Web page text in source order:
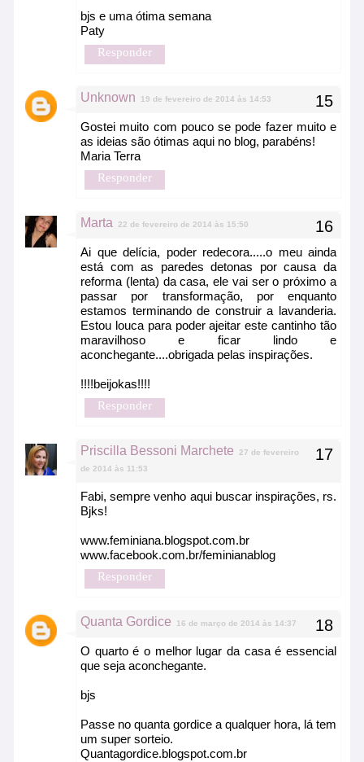
bjs e uma ótima semana
Paty
Responder
Unknown 19 de fevereiro de 2014 às 14:53
Gostei muito com pouco se pode fazer muito e
as ideias são ótimas aqui no blog, parabéns!
Maria Terra
Responder
Marta 22 de fevereiro de 2014 às 15:50
Ai que delícia, poder redecora.....o meu ainda
está com as paredes detonas por causa da
reforma (lenta) da casa, ele vai ser o próximo a
passar por transformação, por enquanto
estamos terminando de construir a lavanderia.
Estou louca para poder ajeitar este cantinho tão
maravilhoso e ficar lindo e
aconchegante....obrigada pelas inspirações.
!!!!beijokas!!!!
Responder
Priscilla Bessoni Marchete
27 de fevereiro
de 2014 às 11:53
Fabi, sempre venho aqui buscar inspirações, rs.
Bjks!
www.feminiana.blogspot.com.br
www.facebook.com.br/feminianablog
Responder
Quanta Gordice 16 de março de 2014 às 14:37
O quarto é o melhor lugar da casa é essencial
que seja aconchegante.
bjs
Passe no quanta gordice a qualquer hora, lá tem
um super sorteio.
Quantagordice.blogspot.com.br